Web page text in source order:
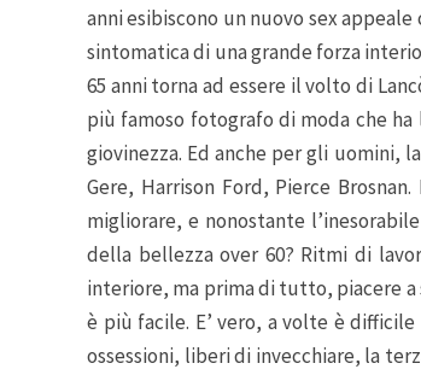
anni esibiscono un nuovo sex
sintomatica di una grande forza
65 anni torna ad essere il volto di
più famoso fotografo di moda che
giovinezza. Ed anche per gli uomini,
Gere, Harrison Ford, Pierce
migliorare, e nonostante
della bellezza over 60? Ritmi di
interiore, ma prima di tutto, piacere a
è più facile. E’ vero, a volte è
ossessioni, liberi di invecchiare, la